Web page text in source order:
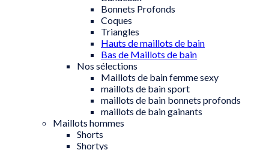
Bonnets Profonds
Coques
Triangles
Hauts de maillots de bain
Bas de Maillots de bain
Nos sélections
Maillots de bain femme sexy
maillots de bain sport
maillots de bain bonnets profonds
maillots de bain gainants
Maillots hommes
Shorts
Shortys